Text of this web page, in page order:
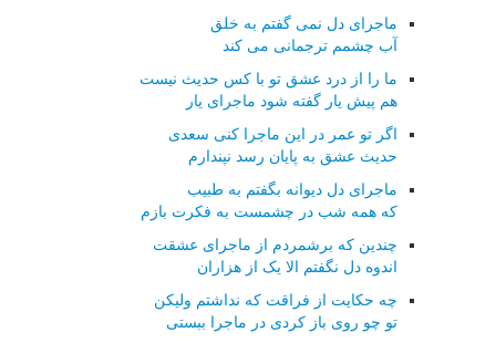
ماجرای دل نمی گفتم به خلق
آب چشمم ترجمانی می کند
ما را از درد عشق تو با کس حدیث نیست
هم پیش یار گفته شود ماجرای یار
اگر تو عمر در این ماجرا کنی سعدی
حدیث عشق به پایان رسد نپندارم
ماجرای دل دیوانه بگفتم به طبیب
که همه شب در چشمست به فکرت بازم
چندین که برشمردم از ماجرای عشقت
اندوه دل نگفتم الا یک از هزاران
چه حکایت از فراقت که نداشتم ولیکن
تو چو روی باز کردی در ماجرا ببستی